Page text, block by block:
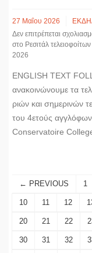
27 Μαΐου 2026
Δεν επιτρέπεται
στο Ρεσιτάλ
2026
ENGLISH TEXT
ανακοινώνουμε τα
ριών και σημερινών
του 4ετούς
Conservatoire
← PREVIOUS 1
10 11 12
20 21 22
30 31 32